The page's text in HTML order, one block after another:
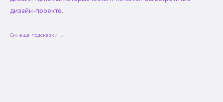
дизайн-проекте.
См. еще подсказки →